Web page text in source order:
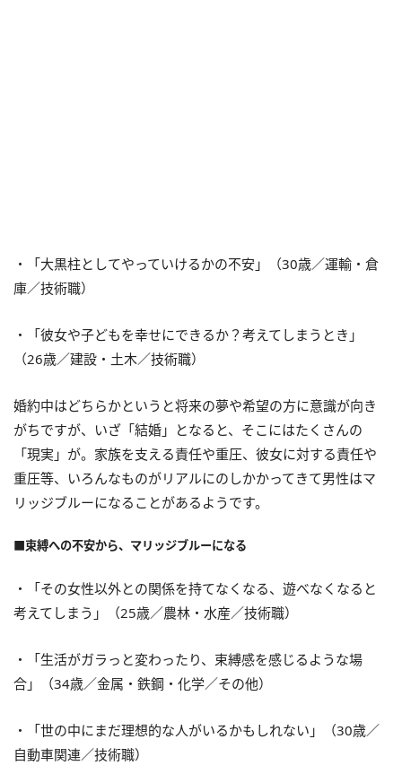
・「大黒柱としてやっていけるかの不安」（30歳／運輸・倉
庫／技術職）
・「彼女や子どもを幸せにできるか？考えてしまうとき」
（26歳／建設・土木／技術職）
婚約中はどちらかというと将来の夢や希望の方に意識が向き
がちですが、いざ「結婚」となると、そこにはたくさんの
「現実」が。家族を支える責任や重圧、彼女に対する責任や
重圧等、いろんなものがリアルにのしかかってきて男性はマ
リッジブルーになることがあるようです。
■束縛への不安から、マリッジブルーになる
・「その女性以外との関係を持てなくなる、遊べなくなると
考えてしまう」（25歳／農林・水産／技術職）
・「生活がガラっと変わったり、束縛感を感じるような場
合」（34歳／金属・鉄鋼・化学／その他）
・「世の中にまだ理想的な人がいるかもしれない」（30歳／
自動車関連／技術職）